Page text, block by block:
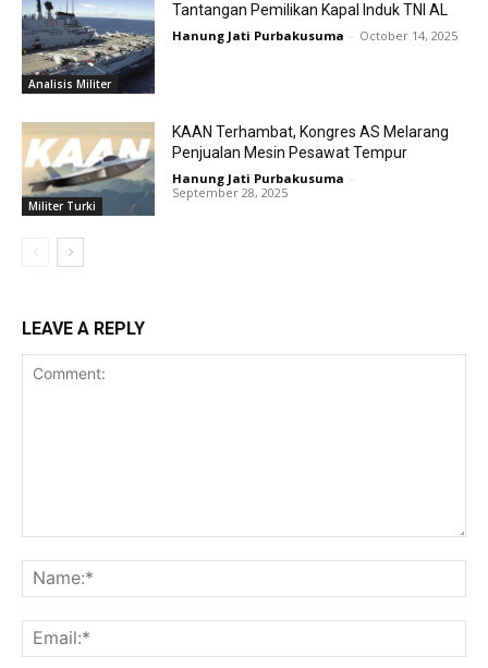
Analisis Militer
Tantangan Pemilikan Kapal Induk TNI AL
Hanung Jati Purbakusuma - October 14, 2025
Militer Turki
KAAN Terhambat, Kongres AS Melarang
Penjualan Mesin Pesawat Tempur
Hanung Jati Purbakusuma -
September 28, 2025
LEAVE A REPLY